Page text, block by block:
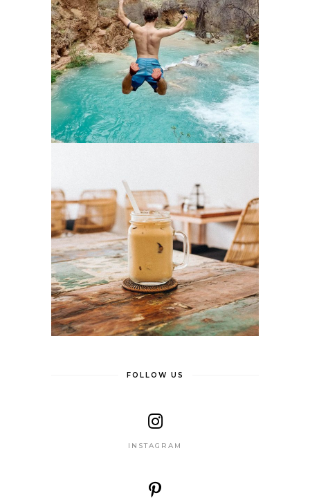
FOLLOW US
INSTAGRAM